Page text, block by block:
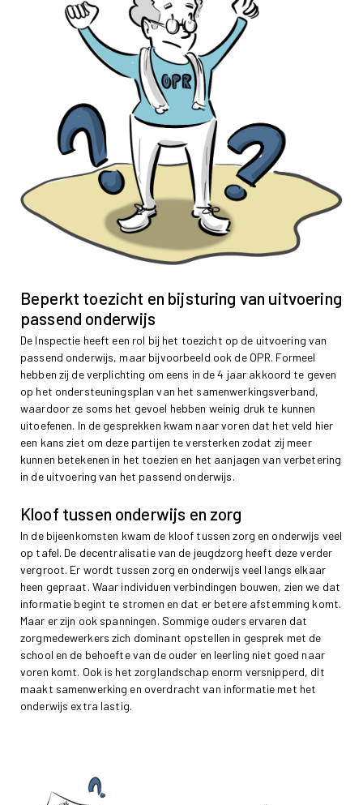
Beperkt toezicht en bijsturing van uitvoering
passend onderwijs
De Inspectie heeft een rol bij het toezicht op de uitvoering van
passend onderwijs, maar bijvoorbeeld ook de OPR. Formeel
hebben zij de verplichting om eens in de 4 jaar akkoord te geven
op het ondersteuningsplan van het samenwerkingsverband,
waardoor ze soms het gevoel hebben weinig druk te kunnen
uitoefenen. In de gesprekken kwam naar voren dat het veld hier
een kans ziet om deze partijen te versterken zodat zij meer
kunnen betekenen in het toezien en het aanjagen van verbetering
in de uitvoering van het passend onderwijs.
Kloof tussen onderwijs en zorg
In de bijeenkomsten kwam de kloof tussen zorg en onderwijs veel
op tafel. De decentralisatie van de jeugdzorg heeft deze verder
vergroot. Er wordt tussen zorg en onderwijs veel langs elkaar
heen gepraat. Waar individuen verbindingen bouwen, zien we dat
informatie begint te stromen en dat er betere afstemming komt.
Maar er zijn ook spanningen. Sommige ouders ervaren dat
zorgmedewerkers zich dominant opstellen in gesprek met de
school en de behoefte van de ouder en leerling niet goed naar
voren komt. Ook is het zorglandschap enorm versnipperd, dit
maakt samenwerking en overdracht van informatie met het
onderwijs extra lastig.